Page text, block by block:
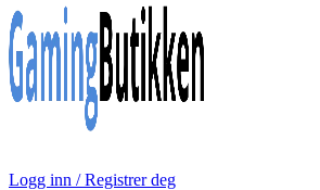
Logg inn / Registrer deg